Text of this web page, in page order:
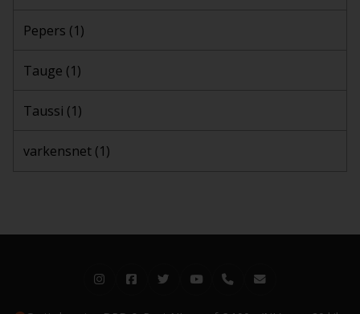
Pepers (1)
Tauge (1)
Taussi (1)
varkensnet (1)